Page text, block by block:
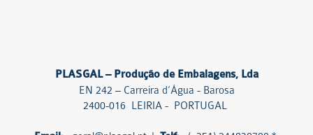
PLASGAL – Produção de Embalagens, Lda
EN 242 – Carreira d’Água - Barosa
2400-016 LEIRIA - PORTUGAL